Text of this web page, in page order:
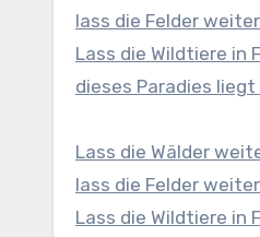
lass die Felder
Lass die Wildtiere in
dieses Paradies
Lass die Wälder
lass die Felder
Lass die Wildtiere in